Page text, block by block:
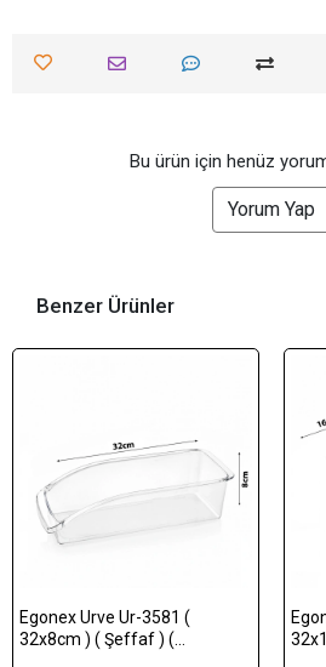
Bu ürün için henüz yorum
Yorum Yap
Benzer Ürünler
Egonex Urve Ur-3581 (
32x8cm ) ( Şeffaf ) (